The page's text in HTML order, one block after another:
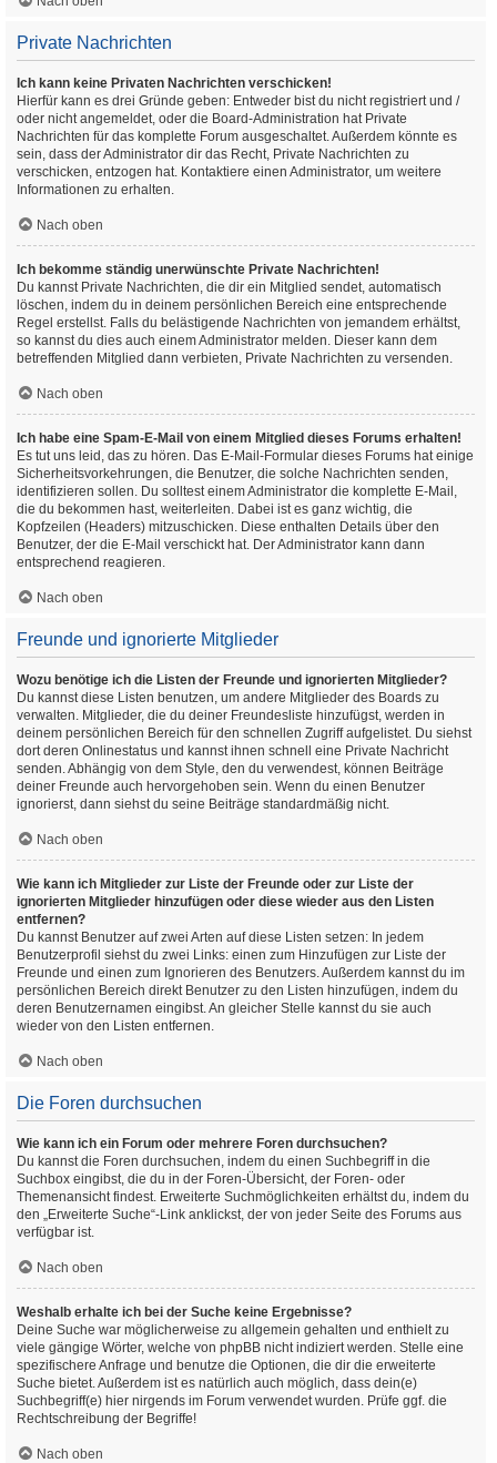
Private Nachrichten
Ich kann keine Privaten Nachrichten verschicken!
Hierfür kann es drei Gründe geben: Entweder bist du nicht registriert und /
oder nicht angemeldet, oder die Board-Administration hat Private
Nachrichten für das komplette Forum ausgeschaltet. Außerdem könnte es
sein, dass der Administrator dir das Recht, Private Nachrichten zu
verschicken, entzogen hat. Kontaktiere einen Administrator, um weitere
Informationen zu erhalten.
Nach oben
Ich bekomme ständig unerwünschte Private Nachrichten!
Du kannst Private Nachrichten, die dir ein Mitglied sendet, automatisch
löschen, indem du in deinem persönlichen Bereich eine entsprechende
Regel erstellst. Falls du belästigende Nachrichten von jemandem erhältst,
so kannst du dies auch einem Administrator melden. Dieser kann dem
betreffenden Mitglied dann verbieten, Private Nachrichten zu versenden.
Nach oben
Ich habe eine Spam-E-Mail von einem Mitglied dieses Forums erhalten!
Es tut uns leid, das zu hören. Das E-Mail-Formular dieses Forums hat einige
Sicherheitsvorkehrungen, die Benutzer, die solche Nachrichten senden,
identifizieren sollen. Du solltest einem Administrator die komplette E-Mail,
die du bekommen hast, weiterleiten. Dabei ist es ganz wichtig, die
Kopfzeilen (Headers) mitzuschicken. Diese enthalten Details über den
Benutzer, der die E-Mail verschickt hat. Der Administrator kann dann
entsprechend reagieren.
Nach oben
Freunde und ignorierte Mitglieder
Wozu benötige ich die Listen der Freunde und ignorierten Mitglieder?
Du kannst diese Listen benutzen, um andere Mitglieder des Boards zu
verwalten. Mitglieder, die du deiner Freundesliste hinzufügst, werden in
deinem persönlichen Bereich für den schnellen Zugriff aufgelistet. Du siehst
dort deren Onlinestatus und kannst ihnen schnell eine Private Nachricht
senden. Abhängig von dem Style, den du verwendest, können Beiträge
deiner Freunde auch hervorgehoben sein. Wenn du einen Benutzer
ignorierst, dann siehst du seine Beiträge standardmäßig nicht.
Nach oben
Wie kann ich Mitglieder zur Liste der Freunde oder zur Liste der
ignorierten Mitglieder hinzufügen oder diese wieder aus den Listen
entfernen?
Du kannst Benutzer auf zwei Arten auf diese Listen setzen: In jedem
Benutzerprofil siehst du zwei Links: einen zum Hinzufügen zur Liste der
Freunde und einen zum Ignorieren des Benutzers. Außerdem kannst du im
persönlichen Bereich direkt Benutzer zu den Listen hinzufügen, indem du
deren Benutzernamen eingibst. An gleicher Stelle kannst du sie auch
wieder von den Listen entfernen.
Nach oben
Die Foren durchsuchen
Wie kann ich ein Forum oder mehrere Foren durchsuchen?
Du kannst die Foren durchsuchen, indem du einen Suchbegriff in die
Suchbox eingibst, die du in der Foren-Übersicht, der Foren- oder
Themenansicht findest. Erweiterte Suchmöglichkeiten erhältst du, indem du
den „Erweiterte Suche“-Link anklickst, der von jeder Seite des Forums aus
verfügbar ist.
Nach oben
Weshalb erhalte ich bei der Suche keine Ergebnisse?
Deine Suche war möglicherweise zu allgemein gehalten und enthielt zu
viele gängige Wörter, welche von phpBB nicht indiziert werden. Stelle eine
spezifischere Anfrage und benutze die Optionen, die dir die erweiterte
Suche bietet. Außerdem ist es natürlich auch möglich, dass dein(e)
Suchbegriff(e) hier nirgends im Forum verwendet wurden. Prüfe ggf. die
Rechtschreibung der Begriffe!
Nach oben